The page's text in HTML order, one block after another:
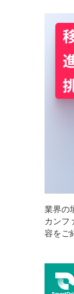
業界の
カンフ
容をご